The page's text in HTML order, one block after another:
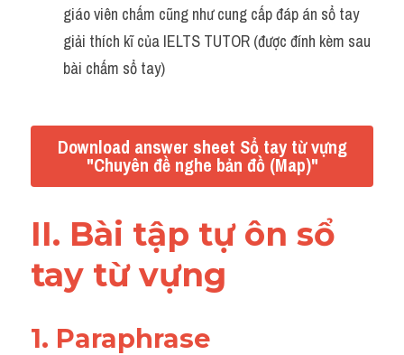
IELTS Advice
Đề thi thật Task 2
Speaking
Reading
Vocabulary
giáo viên chấm cũng như cung cấp đáp án sổ tay
giải thích kĩ của IELTS TUTOR (được đính kèm sau
bài chấm sổ tay)
Download answer sheet Sổ tay từ vựng
"Chuyên đề nghe bản đồ (Map)"
II. Bài tập tự ôn sổ
tay từ vựng
1. Paraphrase